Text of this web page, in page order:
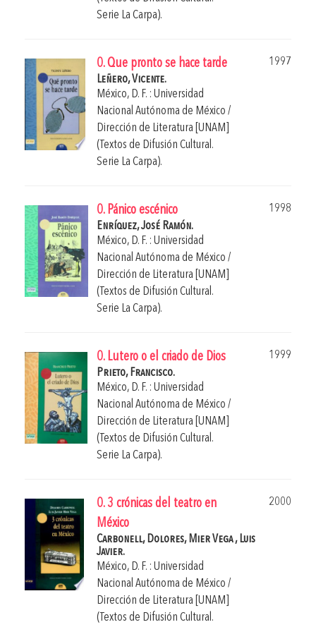
Serie La Carpa).
0. Que pronto se hace tarde
1997
Leñero, Vicente.
México, D. F. : Universidad
Nacional Autónoma de México /
Dirección de Literatura [UNAM]
(Textos de Difusión Cultural.
Serie La Carpa).
0. Pánico escénico
1998
Enríquez, José Ramón.
México, D. F. : Universidad
Nacional Autónoma de México /
Dirección de Literatura [UNAM]
(Textos de Difusión Cultural.
Serie La Carpa).
0. Lutero o el criado de Dios
1999
Prieto, Francisco.
México, D. F. : Universidad
Nacional Autónoma de México /
Dirección de Literatura [UNAM]
(Textos de Difusión Cultural.
Serie La Carpa).
0. 3 crónicas del teatro en
México
2000
Carbonell, Dolores, Mier Vega , Luis
Javier.
México, D. F. : Universidad
Nacional Autónoma de México /
Dirección de Literatura [UNAM]
(Textos de Difusión Cultural.